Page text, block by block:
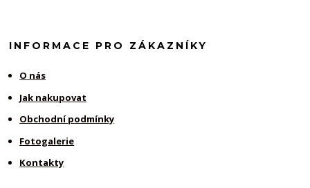
INFORMACE PRO ZÁKAZNÍKY
O nás
Jak nakupovat
Obchodní podmínky
Fotogalerie
Kontakty